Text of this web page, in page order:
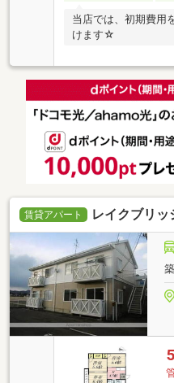
当店では、初期費用
けます☆
賃貸アパート レイクブリッ